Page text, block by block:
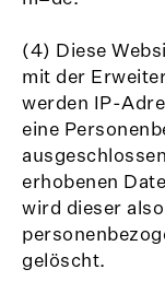
(4) Diese
mit der
werden IP-
eine
erhobenen
wird dieser
gelöscht.